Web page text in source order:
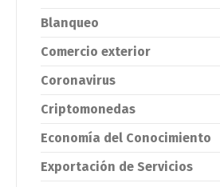
Blanqueo
Comercio exterior
Coronavirus
Criptomonedas
Economía del Conocimiento
Exportación de Servicios